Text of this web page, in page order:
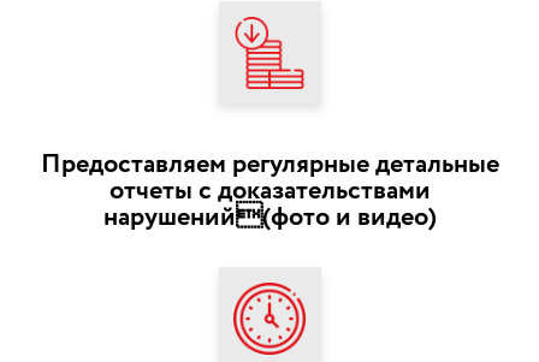
Предоставляем регулярные детальные
отчеты с доказательствами
нарушений(фото и видео)